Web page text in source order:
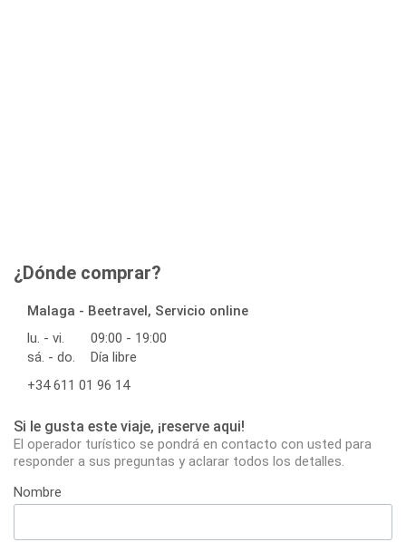
¿Dónde comprar?
Malaga - Beetravel, Servicio online
lu. - vi.
09:00 - 19:00
sá. - do.
Día libre
+34 611 01 96 14
Si le gusta este viaje, ¡reserve aqui!
El operador turístico se pondrá en contacto con usted para
responder a sus preguntas y aclarar todos los detalles.
Nombre